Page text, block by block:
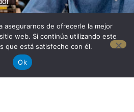
en recursos
es ayudar a las
sus retos más complejos
asegurarnos de ofrecerle la mejor
web. Si continúa utilizando este
que está satisfecho con él.
Ok